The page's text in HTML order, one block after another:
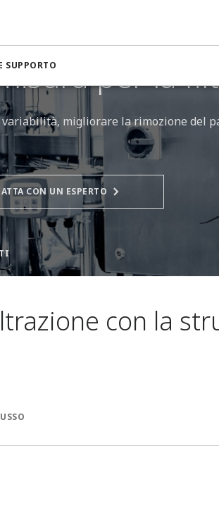
SUPPORTO per la
migliorare la rimozione del
CON UN ESPERTO
con la